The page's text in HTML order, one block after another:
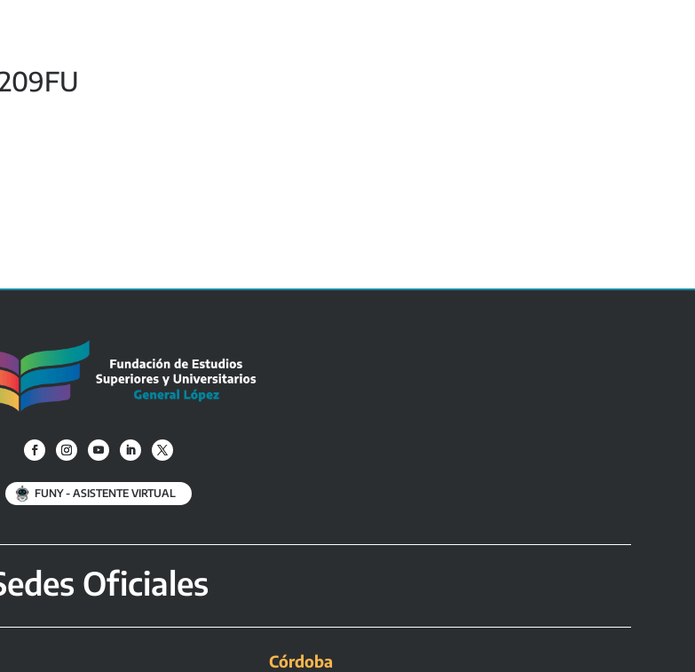
FUNY - ASISTENTE VIRTUAL
Oficiales
Córdoba